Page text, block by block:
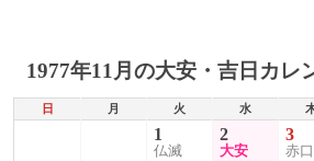
1977年11月の大安・吉日カレ
日 月 火 水
1
仏滅
2
大安
3
赤口